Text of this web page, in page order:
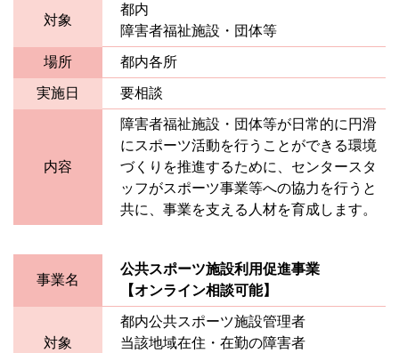
対象
都内
障害者福祉施設・団体等
場所 都内各所
実施日 要相談
内容
障害者福祉施設・団体等が日常的に円滑
にスポーツ活動を行うことができる環境
づくりを推進するために、センタースタ
ッフがスポーツ事業等への協力を行うと
共に、事業を支える人材を育成します。
事業名
公共スポーツ施設利用促進事業
【オンライン相談可能】
対象
都内公共スポーツ施設管理者
当該地域在住・在勤の障害者